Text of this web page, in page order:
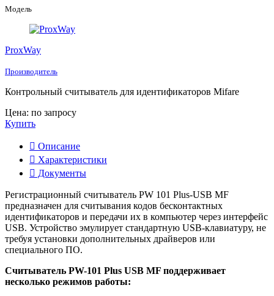
Модель
ProxWay
Производитель
Контрольный считыватель для идентификаторов Mifare
Цена: по запросу
Купить
Описание
Характеристики
Документы
Регистрационный считыватель PW 101 Plus-USB MF
предназначен для считывания кодов бесконтактных
идентификаторов и передачи их в компьютер через интерфейс
USB. Устройство эмулирует стандартную USB-клавиатуру, не
требуя установки дополнительных драйверов или
специального ПО.
Считыватель PW-101 Plus USB MF поддерживает
несколько режимов работы: